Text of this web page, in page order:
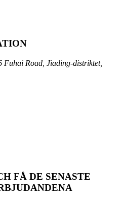
Fuhai Road, Jiading-distriktet,
FÅ DE SENASTE